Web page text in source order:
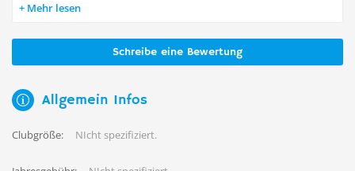
Mehr lesen
Schreibe eine Bewertung
Allgemein Infos
Clubgröße: NIcht spezifiziert.